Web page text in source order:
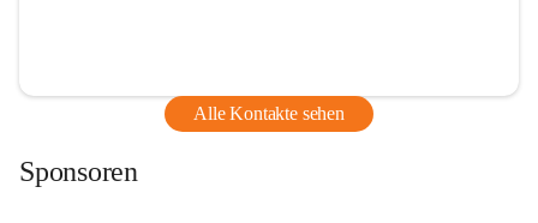
Alle Kontakte sehen
Sponsoren